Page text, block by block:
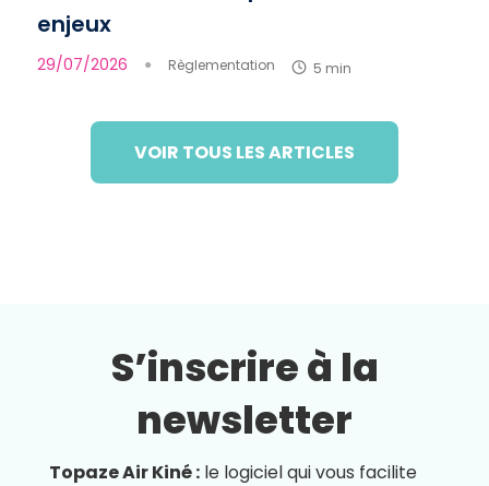
enjeux
29/07/2026 ● Règlementation 5 min
VOIR TOUS LES ARTICLES
S’inscrire à la
newsletter
Topaze Air Kiné : le logiciel qui vous facilite